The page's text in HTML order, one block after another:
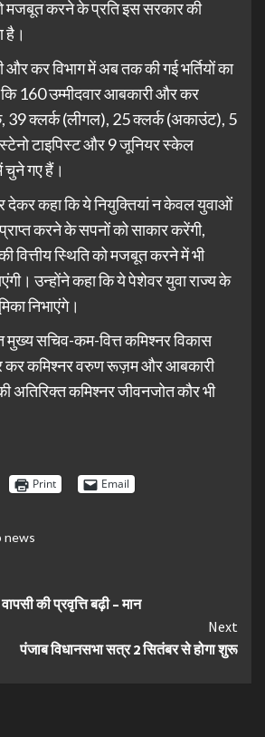
मजबूत करने के प्रति इस सरकार की
है।
और कर विभाग में अब तक की गई भर्तियों का
कि 160 उम्मीदवार आबकारी और कर
39 क्लर्क (लीगल), 25 क्लर्क (अकाउंट), 5
टाइपिस्ट और 9 जूनियर स्केल
चुने गए हैं।
देकर कहा कि ये नियुक्तियां न केवल युवाओं
करने के सपनों को साकार करेंगी,
वित्तीय स्थिति को मजबूत करने में भी
उन्होंने कहा कि ये पेशेवर युवा राज्य के
निभाएंगे।
मुख्य सचिव-कम-वित्त कमिश्नर विकास
कर कमिश्नर वरुण रूज़म और आबकारी
कमिश्नर जीवनजोत कौर भी
Print Email
news
की प्रवृत्ति बढ़ी – मान
Next
पंजाब विधानसभा सत्र 2 सितंबर से होगा शुरू